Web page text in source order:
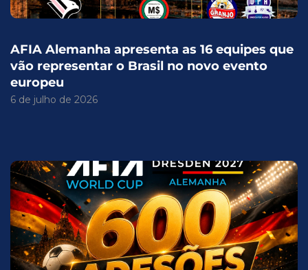
AFIA Alemanha apresenta as 16 equipes que
vão representar o Brasil no novo evento
europeu
6 de julho de 2026